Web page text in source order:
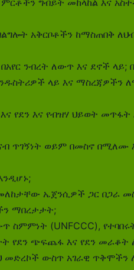
አቅርቦቶችን ከማስጠበቅ
ንብረት ለውጥ እና ደኖች ላይ;
ላይ እና ማስረጃዎችን
የደን እና የብዝሃ ህይወት መጥፋት
ጥገኝነት ወይም በመስኖ በሚለሙ
ኤጀንሲዎች ጋር በጋራ
ማበረታታት;
ስምምነት (UNFCCC),
የደን ጭፍጨፋ እና የደን መራቆት
መድረኮች ውስጥ አገራዊ ጥቅሞችን